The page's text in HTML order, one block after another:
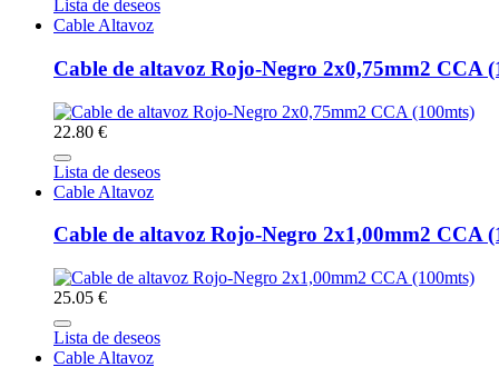
Lista de deseos
Cable Altavoz
Cable de altavoz Rojo-Negro 2x0,75mm2 CCA
22.80 €
Lista de deseos
Cable Altavoz
Cable de altavoz Rojo-Negro 2x1,00mm2 CCA
25.05 €
Lista de deseos
Cable Altavoz